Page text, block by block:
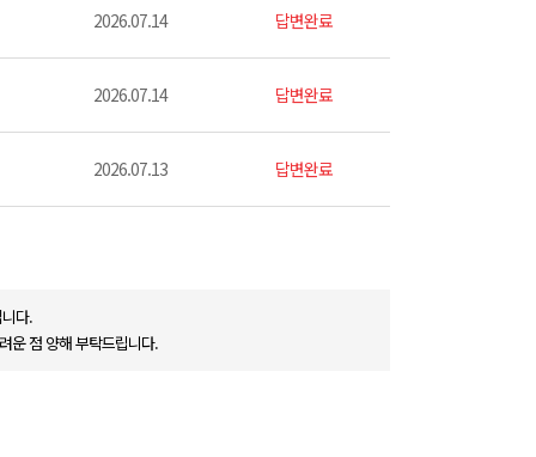
2026.07.14 답변완료
2026.07.14 답변완료
2026.07.13 답변완료
다.
운 점 양해 부탁드립니다.